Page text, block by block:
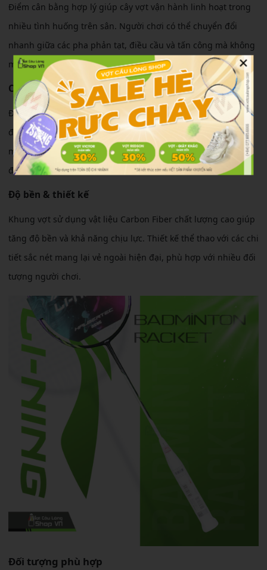
Điểm cân bằng hợp lý giúp cây vợt vận hành linh hoạt trong
nhiều tình huống trên sân. Người chơi có thể chuyển đổi
nhanh giữa các pha phản tạt, điều cầu và tấn công mà không
mất quá nhiều sức.
Cảm giác sử dụng
Độ cứng trung bình kết hợp trọng lượng 4U tạo cảm giác
đánh thoải mái, dễ làm quen. Vợt hỗ trợ tốt cho người chơi
muốn cải thiện kỹ thuật và duy trì sự ổn định trong các trận
đấu kéo dài.
Độ bền & thiết kế
Khung vợt sử dụng vật liệu Carbon Fiber chất lượng cao giúp
tăng độ bền và khả năng chịu lực. Thiết kế thể thao với các chi
tiết sắc nét mang lại vẻ ngoài hiện đại, phù hợp với nhiều đối
tượng người chơi.
Đối tượng phù hợp
×